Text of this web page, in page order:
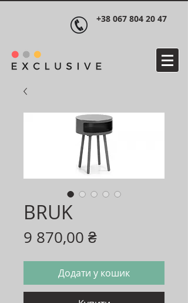
+38 067 804 20 47
BRUK
9 870,00 ₴Ціна
Додати у кошик